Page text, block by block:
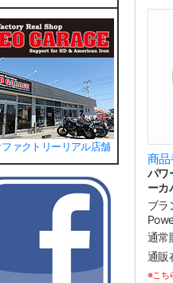
ファクトリーリアル店舗
商
パワ
ーカ
ブラ
通常
通販
※こち